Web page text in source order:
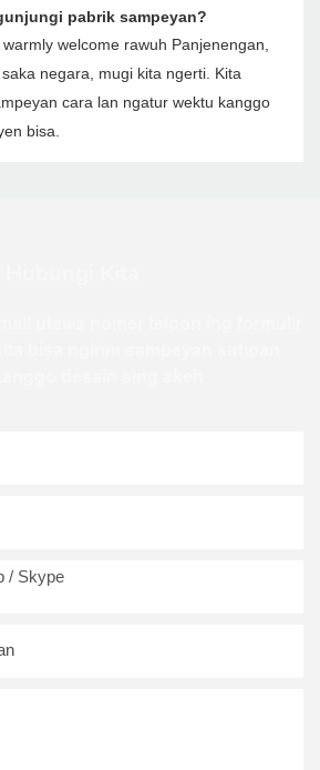
pabrik sampeyan?
welcome rawuh Panjenengan,
negara, mugi kita ngerti. Kita
cara lan ngatur wektu kanggo
bisa.
/ Skype